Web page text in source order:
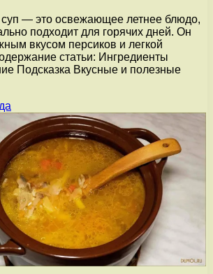
— это освежающее летнее блюдо,
подходит для горячих дней. Он
вкусом персиков и легкой
статьи: Ингредиенты
Подсказка Вкусные и полезные